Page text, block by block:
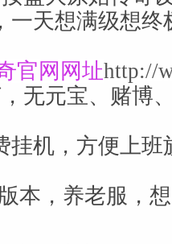
一天想满级想终
官网 网址http://
无元宝、赌博
挂机，方便上班
本，养老服，